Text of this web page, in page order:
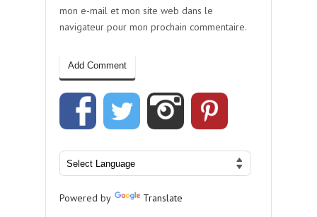
mon e-mail et mon site web dans le
navigateur pour mon prochain commentaire.
Powered by Translate